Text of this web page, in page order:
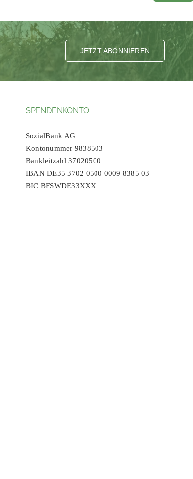
JETZT ABONNIEREN
SPENDENKONTO
SozialBank AG
Kontonummer 9838503
Bankleitzahl 37020500
IBAN DE35 3702 0500 0009 8385 03
BIC BFSWDE33XXX